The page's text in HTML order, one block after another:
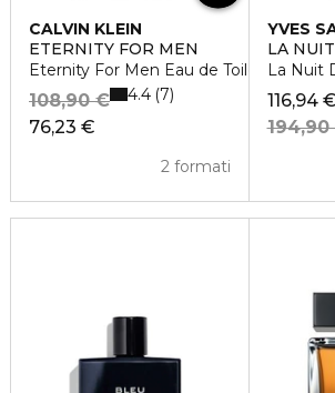
CALVIN KLEIN
ETERNITY FOR MEN
Eternity For Men Eau de Toilette
76,23 €
108,90 €
2 formati
4.4 7
YVES
LA
La Nuit
116,94 €
194,90